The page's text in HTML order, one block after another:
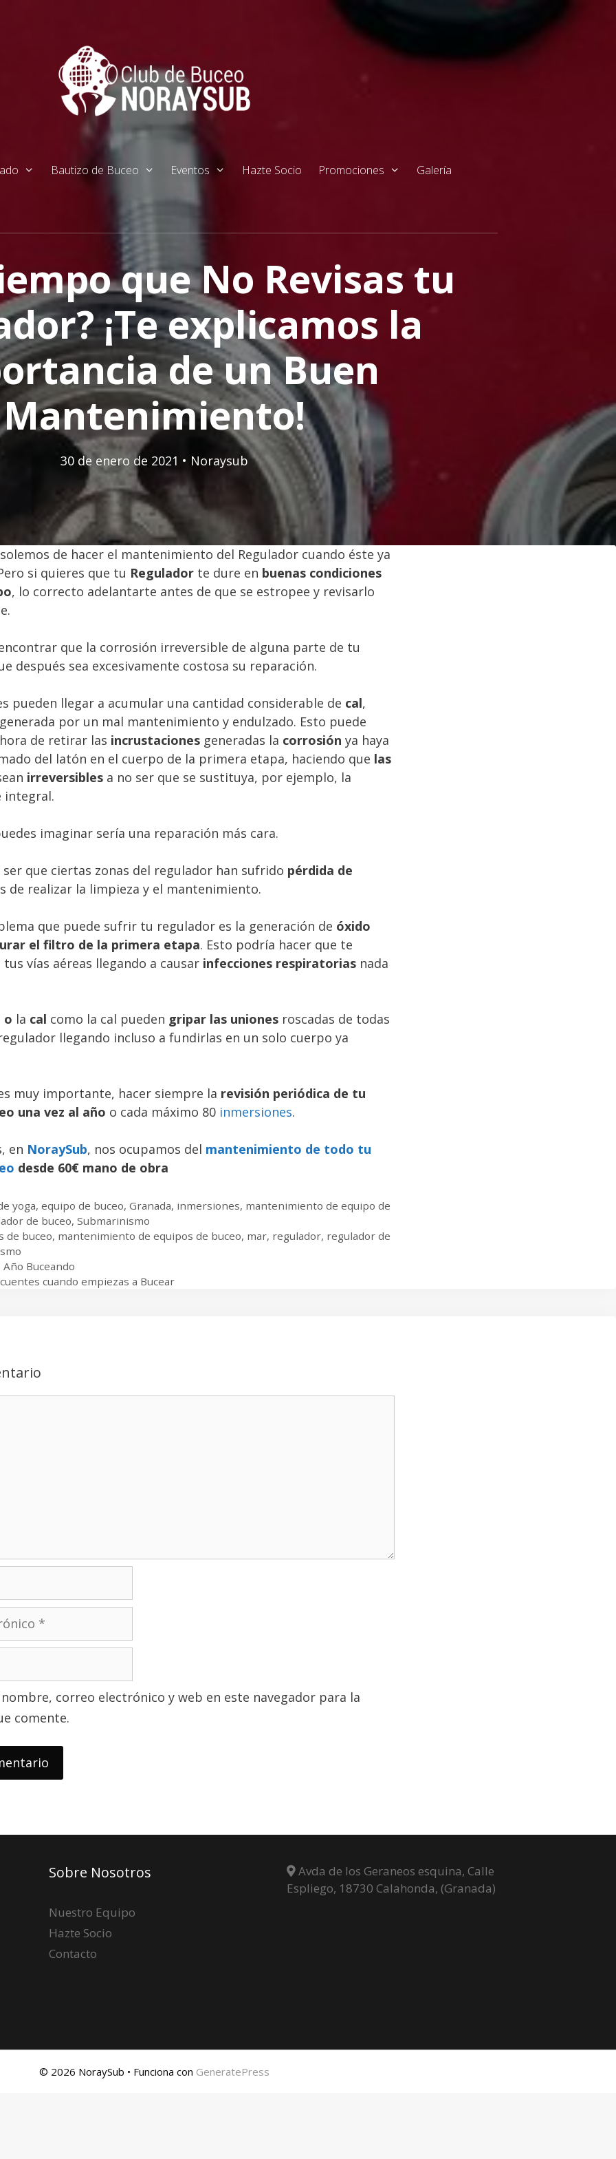
Bautizo de Buceo Eventos Hazte Socio Promociones Galería
que No Revisas tu
¡Te explicamos la
de un Buen
Mantenimiento!
30 de enero de 2021 • Noraysub
de hacer el mantenimiento del Regulador cuando éste ya
si quieres que tu Regulador te dure en buenas condiciones
, lo correcto adelantarte antes de que se estropee y revisarlo
que la corrosión irreversible de alguna parte de tu
después sea excesivamente costosa su reparación.
pueden llegar a acumular una cantidad considerable de cal,
por un mal mantenimiento y endulzado. Esto puede
de retirar las incrustaciones generadas la corrosión ya haya
del latón en el cuerpo de la primera etapa, haciendo que las
irreversibles a no ser que se sustituya, por ejemplo, la
integral.
imaginar sería una reparación más cara.
que ciertas zonas del regulador han sufrido pérdida de
de realizar la limpieza y el mantenimiento.
que puede sufrir tu regulador es la generación de óxido
el filtro de la primera etapa. Esto podría hacer que te
tus vías aéreas llegando a causar infecciones respiratorias nada
o la cal como la cal pueden gripar las uniones roscadas de todas
llegando incluso a fundirlas en un solo cuerpo ya
muy importante, hacer siempre la revisión periódica de tu
una vez al año o cada máximo 80 inmersiones.
en NoraySub, nos ocupamos del mantenimiento de todo tu
desde 60€ mano de obra
yoga,equipo de buceo,Granada, inmersiones, mantenimiento de equipo de
de buceo, Submarinismo
de buceo, mantenimiento de equipos de buceo, mar, regulador, regulador de
Buceando
cuando empiezas a Bucear
correo electrónico y web en este navegador para la
comente.
Sobre Nosotros
Nuestro Equipo
Hazte Socio
Contacto
Avda de los Geraneos esquina, Calle
Espliego, 18730 Calahonda, (Granada)
© 2026 NoraySub • Funciona con GeneratePress